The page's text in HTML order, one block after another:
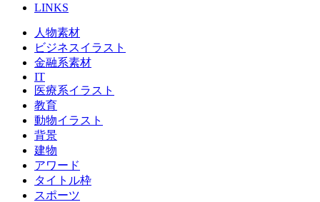
LINKS
人物素材
ビジネスイラスト
金融系素材
IT
医療系イラスト
教育
動物イラスト
背景
建物
アワード
タイトル枠
スポーツ